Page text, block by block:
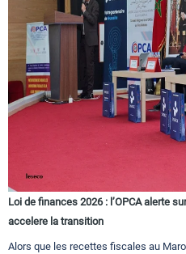
Loi de finances 2026 : l’OPCA alerte
accelere la transition
Alors que les recettes fiscales au